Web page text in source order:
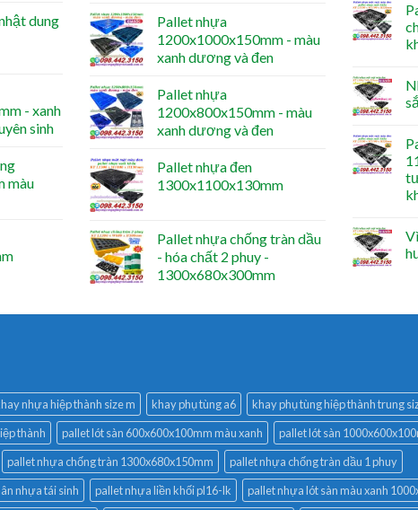
dung
- xanh
sinh
màu
Pallet nhựa
1200x1000x150mm - màu
xanh dương và đen
Pallet nhựa
1200x800x150mm - màu
xanh dương và đen
Pallet nhựa đen
1300x1100x130mm
Pallet nhựa chống tràn dầu
- hóa chất 2 phuy -
1300x680x300mm
nhựa hiệp thành size m khay phụ tùng a6
khay phụ tùng hiệp thành trung
thành pallet lót sàn 600x600x100mm màu xanh
pallet lót sàn
pallet nhựa chống tràn 1300x680x150mm
pallet nhựa chống tràn dầu 1 phuy
nhựa tái sinh pallet nhựa liền khối pl16-lk
pallet nhựa lót sàn màu xanh